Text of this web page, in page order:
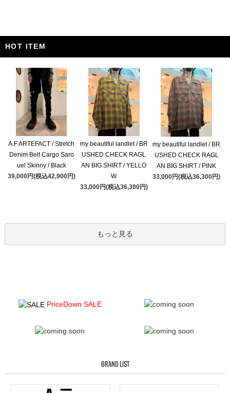
HOT ITEM
A.F ARTEFACT / Stretch
Denim Belt Cargo Saro
uel Skinny / Black
39,000円(税込42,900円)
my beautiful landlet / BR
USHED CHECK RAGL
AN BIG SHIRT / YELLO
W
33,000円(税込36,300円)
my beautiful landlet / BR
USHED CHECK RAGL
AN BIG SHIRT / PINK
33,000円(税込36,300円)
もっと見る
PriceDown SALE
BRAND LIST